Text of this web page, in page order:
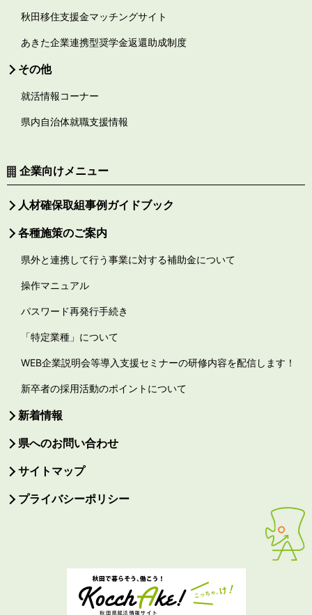
秋田移住支援金マッチングサイト
あきた企業連携型奨学金返還助成制度
その他
就活情報コーナー
県内自治体就職支援情報
企業向けメニュー
人材確保取組事例ガイドブック
各種施策のご案内
県外と連携して行う事業に対する補助金について
操作マニュアル
パスワード再発行手続き
「特定業種」について
WEB企業説明会等導入支援セミナーの研修内容を配信します！
新卒者の採用活動のポイントについて
新着情報
県へのお問い合わせ
サイトマップ
プライバシーポリシー